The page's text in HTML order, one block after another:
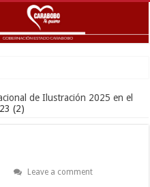
d
de Ilustración 2025 en el
23 (2)
Leave a comment